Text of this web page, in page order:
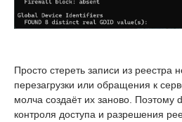
Просто стереть записи из реестра
перезагрузки или обращения к
молча создаёт их заново. Поэтому
контроля доступа и разрешения